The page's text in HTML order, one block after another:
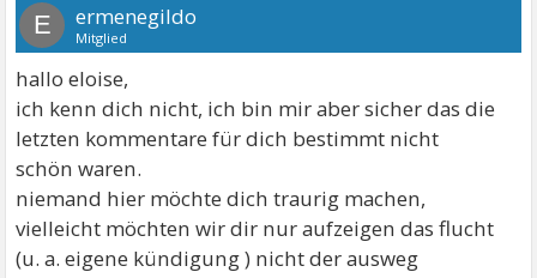
E ermenegildo
Mitglied
hallo eloise,
ich kenn dich nicht, ich bin mir aber sicher das die
letzten kommentare für dich bestimmt nicht
schön waren.
niemand hier möchte dich traurig machen,
vielleicht möchten wir dir nur aufzeigen das flucht
(u. a. eigene kündigung ) nicht der ausweg